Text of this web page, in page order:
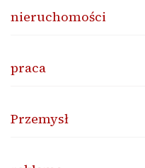
nieruchomości
praca
Przemysł